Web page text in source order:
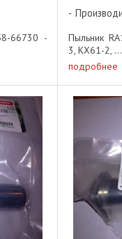
66730 -
Пыльник
3, KX61-2, ...
подробнее